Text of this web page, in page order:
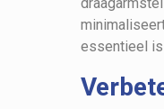
essentieel is